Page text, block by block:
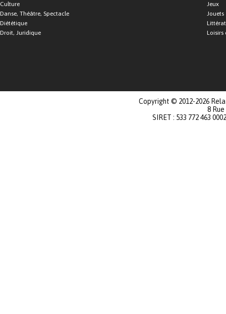
Culture
Danse, Théâtre, Spectacle
Diététique
Droit, Juridique
Jeux
Jouets
Loisirs
Copyright © 2012-2026
8
SIRET : 533 772 463